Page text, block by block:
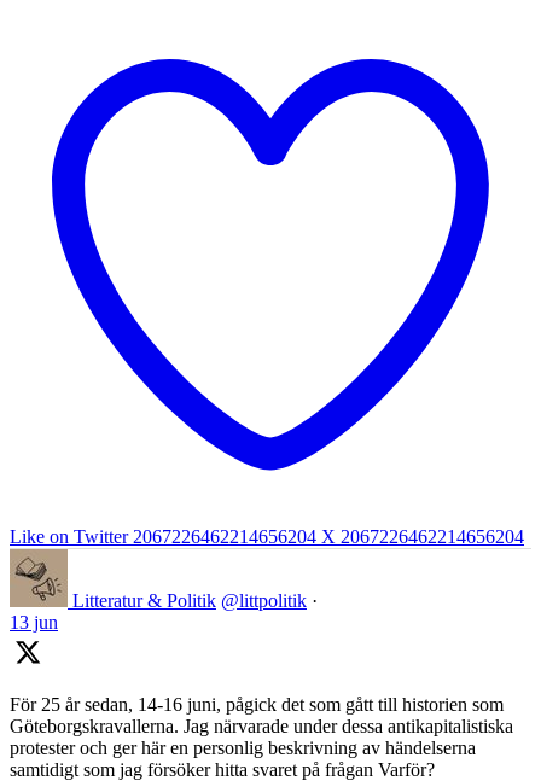
Like on Twitter 2067226462214656204 X 2067226462214656204
Litteratur & Politik @littpolitik ·
13 jun
För 25 år sedan, 14-16 juni, pågick det som gått till historien som
Göteborgskravallerna. Jag närvarade under dessa antikapitalistiska
protester och ger här en personlig beskrivning av händelserna
samtidigt som jag försöker hitta svaret på frågan Varför?